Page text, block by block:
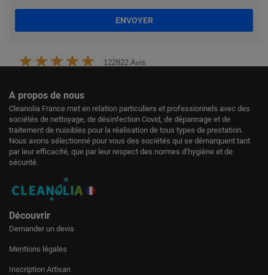
ENVOYER
122822 Avis
A propos de nous
Cleanolia France met en relation particuliers et professionnels avec des
sociétés de nettoyage, de désinfection Covid, de dépannage et de
traitement de nuisibles pour la réalisation de tous types de prestation.
Nous avons sélectionné pour vous des sociétés qui se démarquent tant
par leur efficacité, que par leur respect des normes d’hygiène et de
sécurité.
Découvrir
Demander un devis
Mentions légales
Inscription Artisan